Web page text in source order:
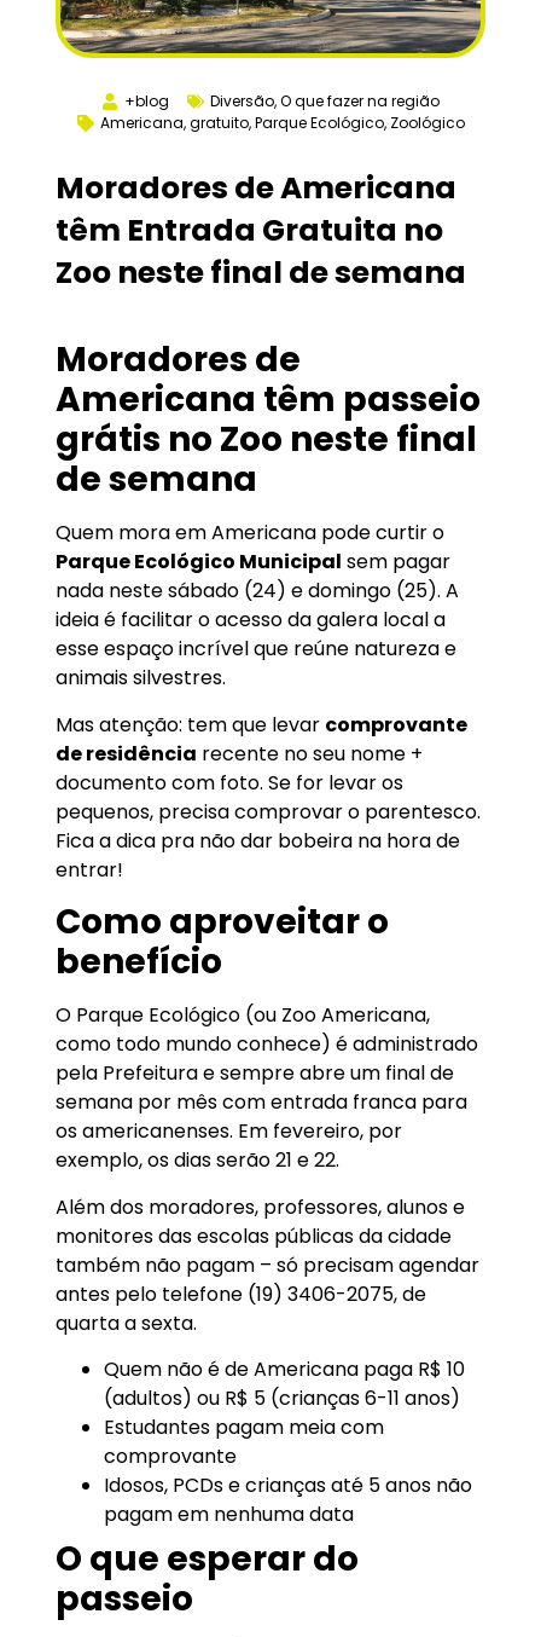
+blog Diversão,O que fazer na região
Americana,gratuito,Parque Ecológico, Zoológico
Moradores de Americana
têm Entrada Gratuita no
Zoo neste final de semana
Moradores de
Americana têm passeio
grátis no Zoo neste final
de semana
Quem mora em Americana pode curtir o
Parque Ecológico Municipal sem pagar
nada neste sábado (24) e domingo (25). A
ideia é facilitar o acesso da galera local a
esse espaço incrível que reúne natureza e
animais silvestres.
Mas atenção: tem que levar comprovante
de residência recente no seu nome +
documento com foto. Se for levar os
pequenos, precisa comprovar o parentesco.
Fica a dica pra não dar bobeira na hora de
entrar!
Como aproveitar o
benefício
O Parque Ecológico (ou Zoo Americana,
como todo mundo conhece) é administrado
pela Prefeitura e sempre abre um final de
semana por mês com entrada franca para
os americanenses. Em fevereiro, por
exemplo, os dias serão 21 e 22.
Além dos moradores, professores, alunos e
monitores das escolas públicas da cidade
também não pagam – só precisam agendar
antes pelo telefone (19) 3406-2075, de
quarta a sexta.
Quem não é de Americana paga R$ 10
(adultos) ou R$ 5 (crianças 6-11 anos)
Estudantes pagam meia com
comprovante
Idosos, PCDs e crianças até 5 anos não
pagam em nenhuma data
O que esperar do
passeio